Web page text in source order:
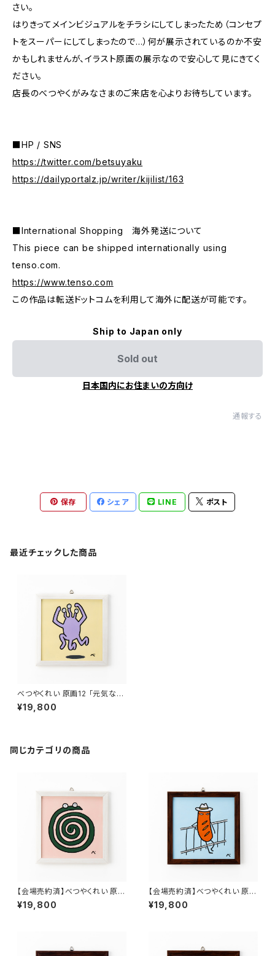
さい。
はりきってメインビジュアルをチラシにしてしまったため（コンセプ
トをスーパーにしてしまったので…）何が展示されているのか不安
かもしれませんが、イラスト原画の展示なので安心して見にきてく
ださい。
店長のべつやくがみなさまのご来店を心よりお待ちしています。
■HP / SNS
https://twitter.com/betsuyaku
https://dailyportalz.jp/writer/kijilist/163
■International Shopping 海外発送について
This piece can be shipped internationally using
tenso.com.
https://www.tenso.com
この作品は転送ドットコムを利用して海外に配送が可能です。
Ship to Japan only
Sold out
日本国内にお住まいの方向け
通報する
保存 シェア LINE ポスト
最近チェックした商品
べつやくれい 原画12 「元気な宇
宙人」
¥19,800
同じカテゴリの商品
【会場売約済】べつやくれい 原画
1 「蚊取り線香」
¥19,800
【会場売約済】べつやくれい 原画
2 「かっこいいウインナー」
¥19,800